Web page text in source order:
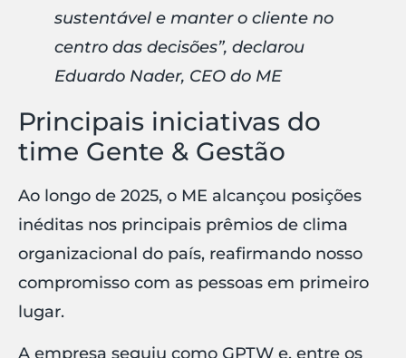
sustentável e manter o cliente no
centro das decisões”, declarou
Eduardo Nader, CEO do ME
Principais iniciativas do
time Gente & Gestão
Ao longo de 2025, o ME alcançou posições
inéditas nos principais prêmios de clima
organizacional do país, reafirmando nosso
compromisso com as pessoas em primeiro
lugar.
A empresa seguiu como GPTW e, entre os